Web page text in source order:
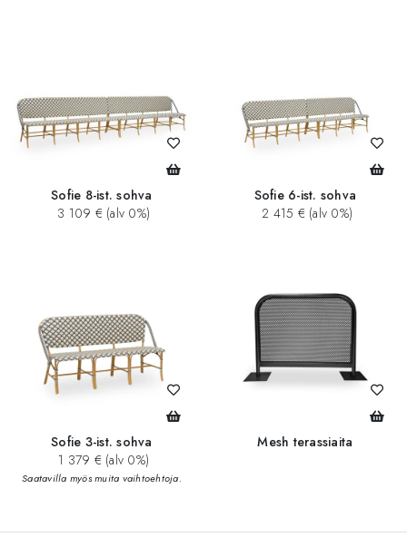
Sofie 8-ist. sohva
3 109 € (alv 0%)
Sofie 6-ist. sohva
2 415 € (alv 0%)
Sofie 3-ist. sohva
1 379 € (alv 0%)
Saatavilla myös muita vaihtoehtoja.
Mesh terassiaita